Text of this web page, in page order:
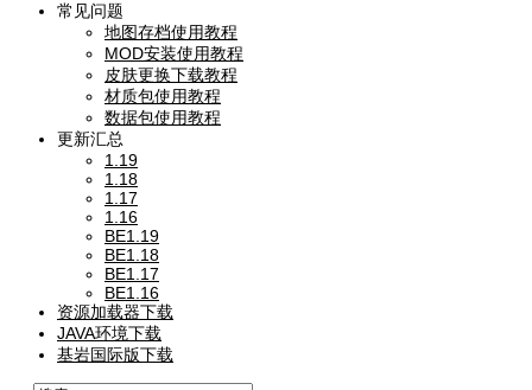
常见问题
地图存档使用教程
MOD安装使用教程
皮肤更换下载教程
材质包使用教程
数据包使用教程
更新汇总
1.19
1.18
1.17
1.16
BE1.19
BE1.18
BE1.17
BE1.16
资源加载器下载
JAVA环境下载
基岩国际版下载